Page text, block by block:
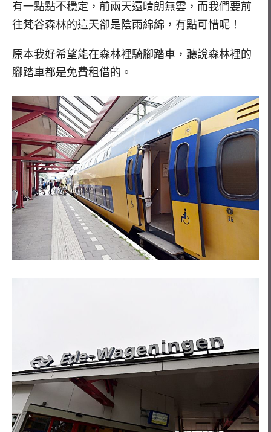
有一點點不穩定，前兩天還晴朗無雲，而我們要前
往梵谷森林的這天卻是陰雨綿綿，有點可惜呢！
原本我好希望能在森林裡騎腳踏車，聽說森林裡的
腳踏車都是免費租借的。